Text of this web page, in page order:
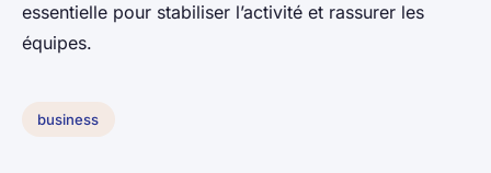
essentielle pour stabiliser l’activité et rassurer les
équipes.
business